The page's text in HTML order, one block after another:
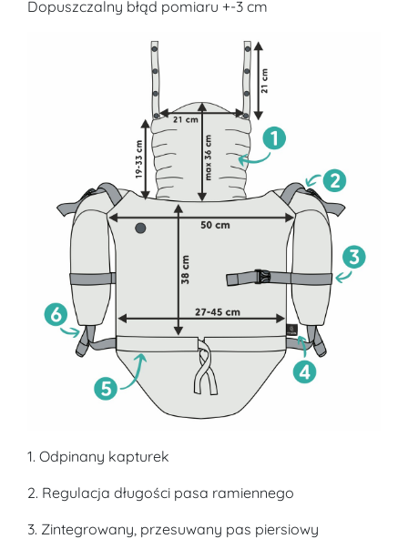
Dopuszczalny błąd pomiaru +-3 cm
1. Odpinany kapturek
2. Regulacja długości pasa ramiennego
3. Zintegrowany, przesuwany pas piersiowy